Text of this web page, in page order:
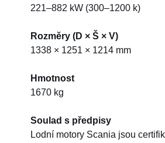
221–882 kW (300–1200 k)
Rozměry (D × Š × V)
1338 × 1251 × 1214 mm
Hmotnost
1670 kg
Soulad s předpisy
Lodní motory Scania jsou